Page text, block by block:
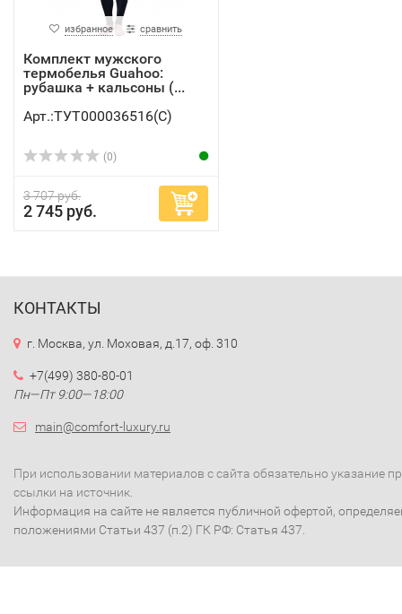
избранное сравнить
Комплект мужского
термобелья Guahoo:
рубашка + кальсоны (...
Арт.:ТУТ000036516(C)
(0)
3 707 руб.
2 745 руб.
КОНТАКТЫ
г. Москва, ул. Моховая, д.17, оф. 310
+7(499) 380-80-01
Пн—Пт 9:00—18:00
main@comfort-luxury.ru
При использовании материалов с сайта обязательно указание
ссылки на источник.
Информация на сайте не является публичной офертой,
положениями Статьи 437 (п.2) ГК РФ: Статья 437.